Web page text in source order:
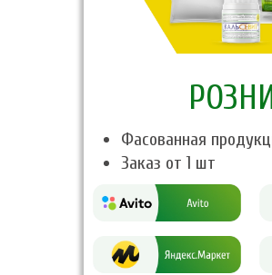
Фасованная
Заказ от 1 шт